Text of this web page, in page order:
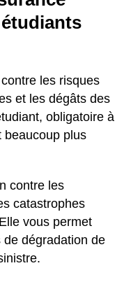
contre les risques
et les dégâts des
obligatoire à
beaucoup plus
contre les
catastrophes
vous permet
de dégradation de